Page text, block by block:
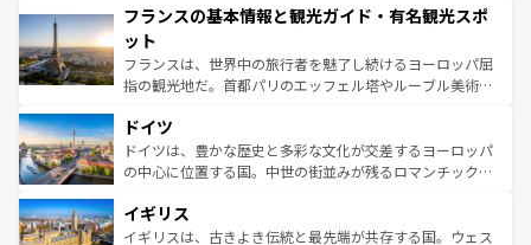
ませてくれるイタリアで、忘れられない旅をしてみよう！
なお、新着のイタリア情報は
しい。
文化が根付くこの国では、情熱的なフラメンコ、熱気あふ
れる闘牛、そして美味しいタパスが生活の一部となってい
る。首都マドリードの洗練された雰囲気や、バルセロナの
アートに溢れた街角から、地方では古代ローマ遺跡や中世
せる。地方によって風土や気候が異なるスペインはその個
性で訪れる人を魅了する。 なお、新着のスペイン情報は コ
ンテンツ一覧を参照してほしい。
フランスの基本情報と観光ガイド・有名観光スポ
ット
フランスは、世界中の旅行者を魅了し続けるヨーロッパ屈
指の観光地だ。首都パリのエッフェル塔やルーブル美術館
で、幅広い魅力が詰まっている。華麗な宮殿、歴史的な大
聖堂、美しいビーチ、そして豊かな自然が、訪れる者を心
から魅了する。また、フランスは美食の国としても知ら
いる。シャンパンの発祥地であるランス、プロヴァンスの
香り高いラベンダー畑など、多彩な楽しみ方が可能だ。さ
ドイツ
ドイツは、豊かな歴史と多彩な文化が交差するヨーロッパ
の中心に位置する国。中世の街並みが残るロマンチック街
顔を持つこの国は、どこを歩いても飽きることがない。ベ
ルリンの文化的活気、バイエルン州のアルプスの絶景、そ
イギリス
イギリスは、古きよき伝統と最先端が共存する国。ウェス